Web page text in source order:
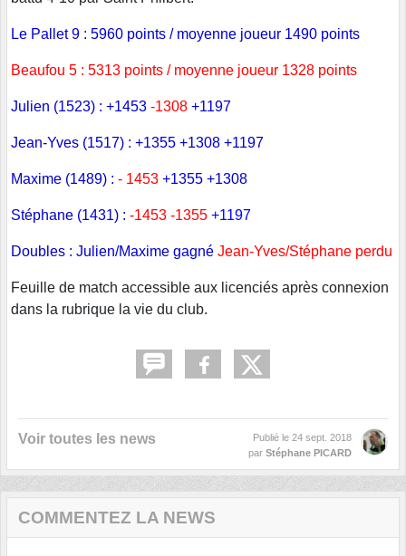
Le Pallet 9 : 5960 points / moyenne joueur 1490 points
Beaufou 5 : 5313 points / moyenne joueur 1328 points
Julien (1523) : +1453 -1308 +1197
Jean-Yves (1517) : +1355 +1308 +1197
Maxime (1489) : - 1453 +1355 +1308
Stéphane (1431) : -1453 -1355 +1197
Doubles : Julien/Maxime gagné Jean-Yves/Stéphane perdu
Feuille de match accessible aux licenciés après connexion
dans la rubrique la vie du club.
Voir toutes les news Publié le 24 sept. 2018
par Stéphane PICARD
COMMENTEZ LA NEWS